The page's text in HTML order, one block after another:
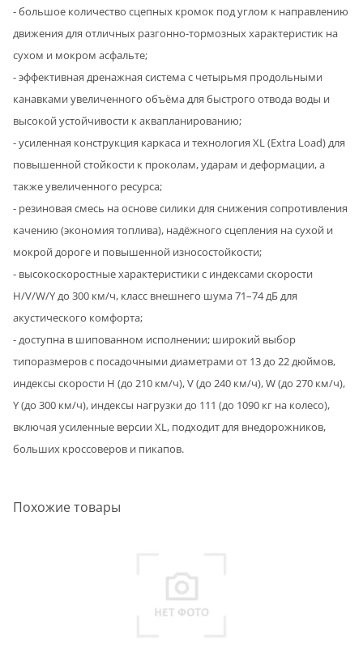
- большое количество сцепных кромок под углом к направлению
движения для отличных разгонно-тормозных характеристик на
сухом и мокром асфальте;
- эффективная дренажная система с четырьмя продольными
канавками увеличенного объёма для быстрого отвода воды и
высокой устойчивости к аквапланированию;
- усиленная конструкция каркаса и технология XL (Extra Load) для
повышенной стойкости к проколам, ударам и деформации, а
также увеличенного ресурса;
- резиновая смесь на основе силики для снижения сопротивления
качению (экономия топлива), надёжного сцепления на сухой и
мокрой дороге и повышенной износостойкости;
- высокоскоростные характеристики с индексами скорости
H/V/W/Y до 300 км/ч, класс внешнего шума 71–74 дБ для
акустического комфорта;
- доступна в шипованном исполнении; широкий выбор
типоразмеров с посадочными диаметрами от 13 до 22 дюймов,
индексы скорости H (до 210 км/ч), V (до 240 км/ч), W (до 270 км/ч),
Y (до 300 км/ч), индексы нагрузки до 111 (до 1090 кг на колесо),
включая усиленные версии XL, подходит для внедорожников,
больших кроссоверов и пикапов.
Похожие товары